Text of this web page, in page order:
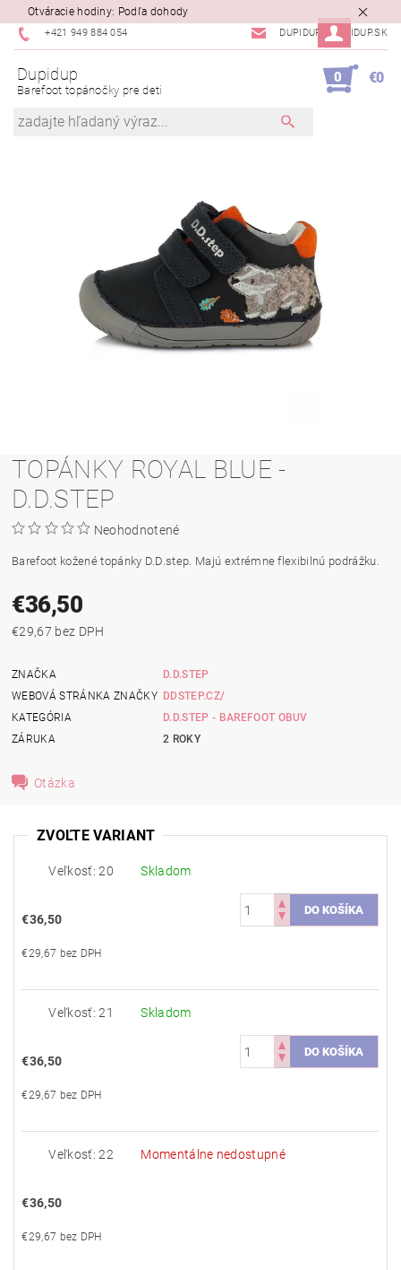
Otváracie hodiny: Podľa dohody
+421 949 884 054 DUPIDUP@DUPIDUP.SK
Dupidup
Barefoot topánočky pre deti
0 €0
TOPÁNKY ROYAL BLUE -
D.D.STEP
Neohodnotené
Barefoot kožené topánky D.D.step. Majú extrémne flexibilnú podrážku.
€36,50
€29,67 bez DPH
ZNAČKA
D.D.STEP
WEBOVÁ STRÁNKA ZNAČKY DDSTEP.CZ/
KATEGÓRIA
D.D.STEP - BAREFOOT OBUV
ZÁRUKA
2 ROKY
Otázka
ZVOĽTE VARIANT
Veľkosť: 20 Skladom
€36,50
€29,67 bez DPH
Veľkosť: 21 Skladom
€36,50
€29,67 bez DPH
Veľkosť: 22 Momentálne nedostupné
€36,50
€29,67 bez DPH